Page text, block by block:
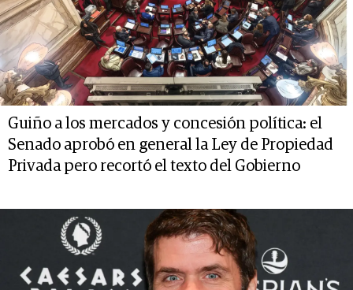
Guiño a los mercados y concesión política: el
Senado aprobó en general la Ley de Propiedad
Privada pero recortó el texto del Gobierno